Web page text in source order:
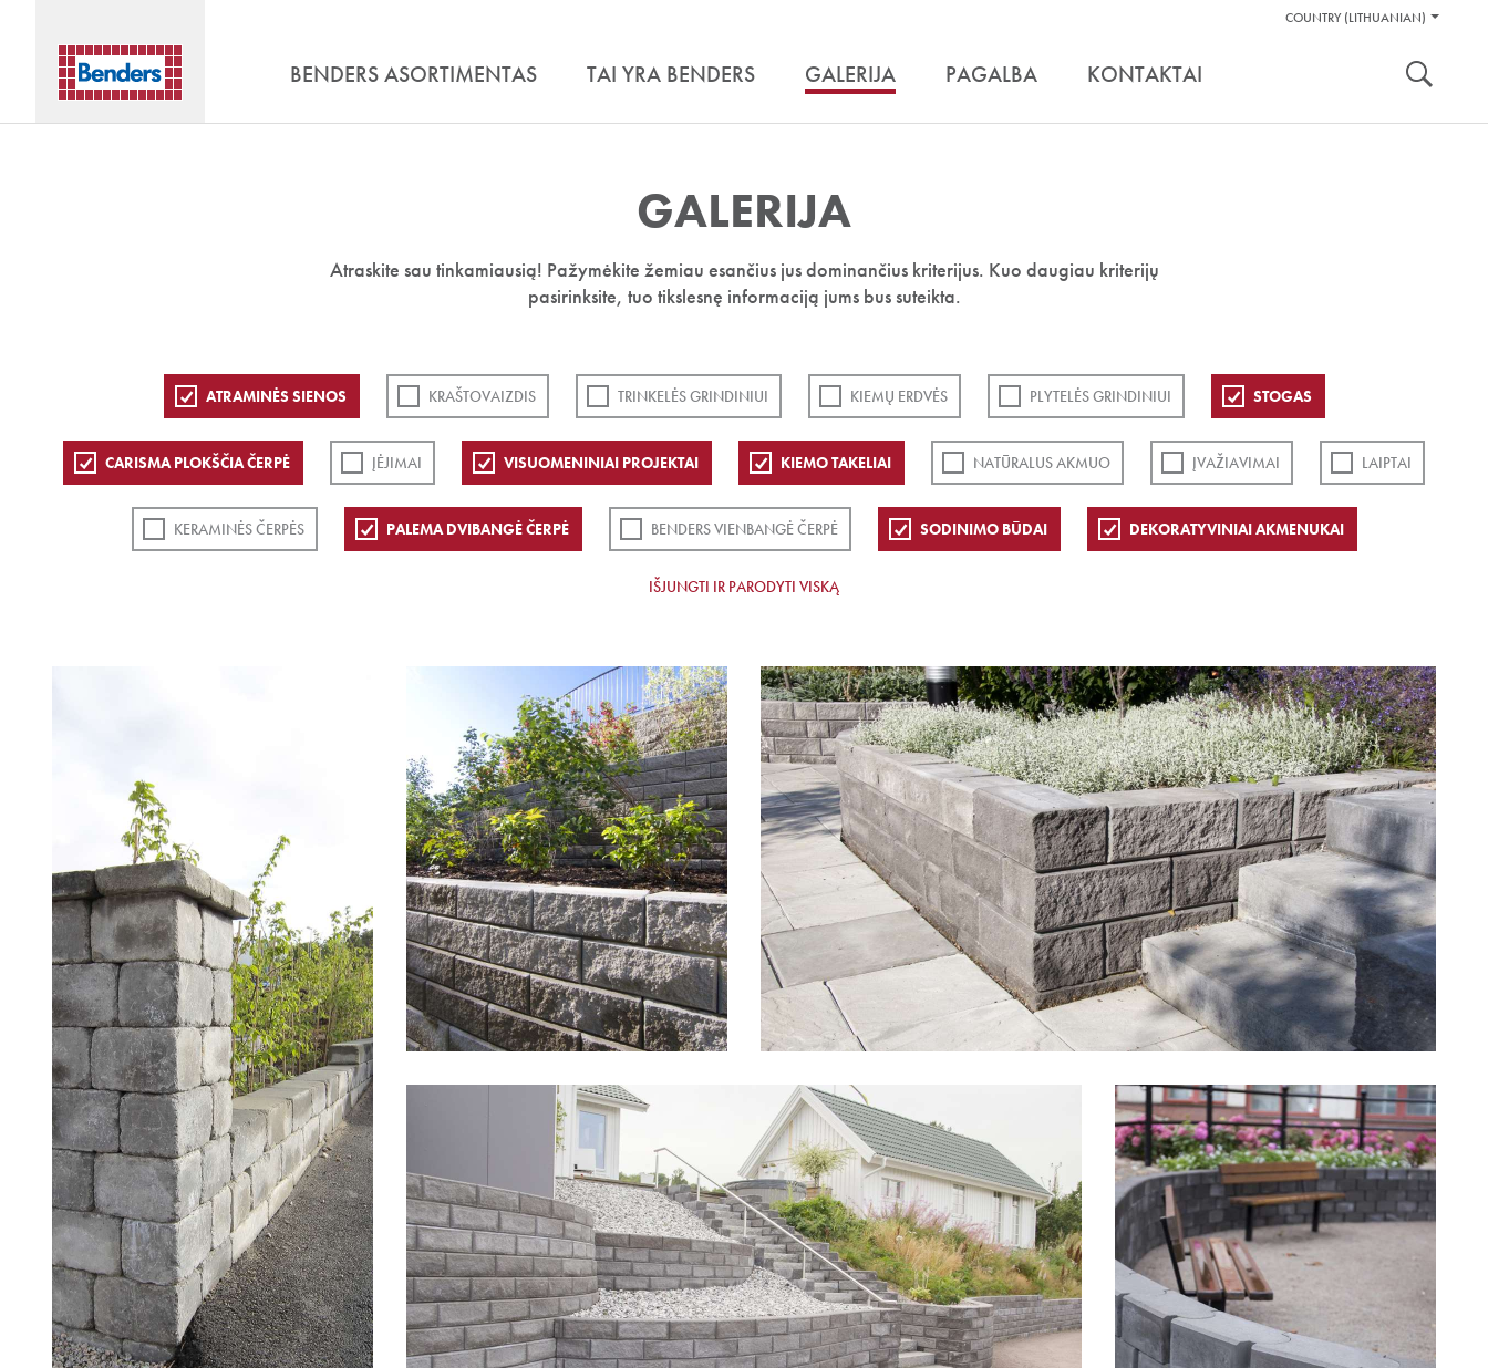
Pagalbos
COUNTRY (LITHUANIAN)
BENDERS ASORTIMENTAS TAI YRA BENDERS GALERIJA PAGALBA KONTAKTAI
GALERIJA
Atraskite sau tinkamiausią! Pažymėkite žemiau esančius jus dominančius kriterijus. Kuo daugiau kriterijų
pasirinksite, tuo tikslesnę informaciją jums bus suteikta.
ATRAMINĖS SIENOS KRAŠTOVAIZDIS TRINKELĖS GRINDINIUI KIEMŲ ERDVĖS PLYTELĖS GRINDINIUI STOGAS
CARISMA PLOKŠČIA ČERPĖ ĮĖJIMAI VISUOMENINIAI PROJEKTAI KIEMO TAKELIAI NATŪRALUS AKMUO ĮVAŽIAVIMAI LAIPTAI
KERAMINĖS ČERPĖS PALEMA DVIBANGĖ ČERPĖ BENDERS VIENBANGĖ ČERPĖ SODINIMO BŪDAI DEKORATYVINIAI AKMENUKAI
IŠJUNGTI IR PARODYTI VISKĄ